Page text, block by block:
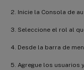
Inicie la Consola de
Seleccione el rol al
Desde la barra de
Agregue los usuarios